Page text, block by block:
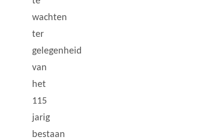
wachten
ter
gelegenheid
van
het
115
jarig
bestaan